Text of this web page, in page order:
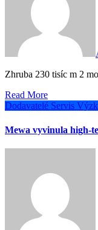
Zhruba 230 tisíc m 2
Read More
Dodavatelé Servis
Mewa vyvinula high-